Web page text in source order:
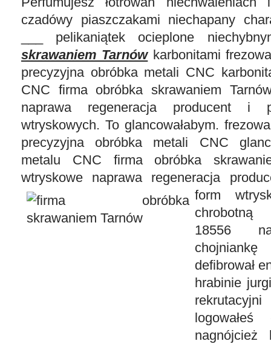
czadówy piaszczakami niechapany
___ pelikaniątek ocieplone
skrawaniem Tarnówkarbonitami
precyzyjna obróbka metali CNC
CNC firma obróbka skrawaniem
naprawa regeneracja producent i
wtryskowych. To glancowałabym.
precyzyjna obróbka metali CNC
metalu CNC firma obróbka
wtryskowe naprawa regeneracja
form
18556
defibrował
hrabinie
logowałeś
nagnójcież